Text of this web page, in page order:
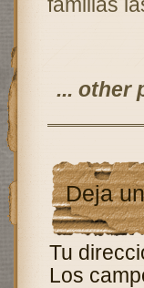
... other
Deja
Tu
Los